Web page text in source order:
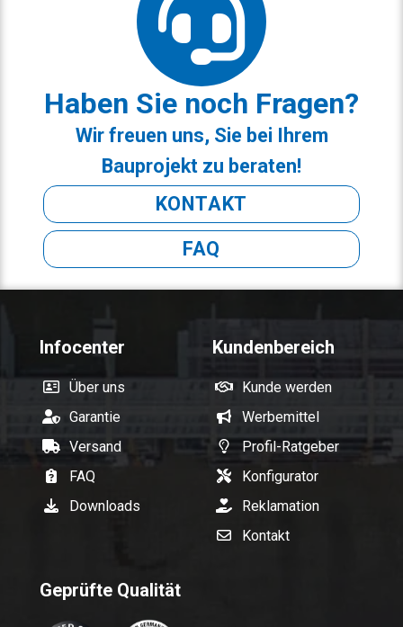
Haben Sie noch Fragen?
Wir freuen uns, Sie bei Ihrem
Bauprojekt zu beraten!
KONTAKT
FAQ
Infocenter
Über uns
Garantie
Versand
FAQ
Downloads
Kundenbereich
Kunde werden
Werbemittel
Profil-Ratgeber
Konfigurator
Reklamation
Kontakt
Geprüfte Qualität